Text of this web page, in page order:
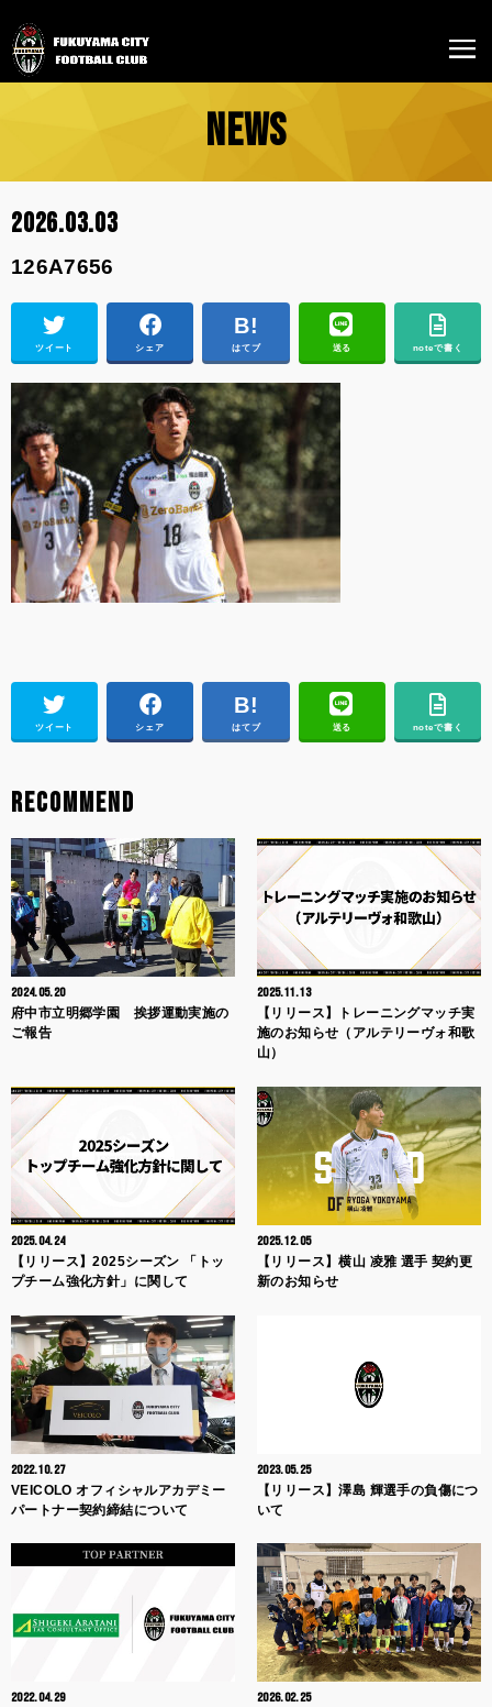
NEWS
2026.03.03
126A7656
ツイート シェア はてブ 送る noteで書く
ツイート シェア はてブ 送る noteで書く
RECOMMEND
2024.05.20
府中市立明郷学園 挨拶運動実施の
ご報告
2025.11.13
【リリース】トレーニングマッチ実
施のお知らせ（アルテリーヴォ和歌
山）
2025.04.24
【リリース】2025シーズン 「トッ
プチーム強化方針」に関して
2025.12.05
【リリース】横山 凌雅 選手 契約更
新のお知らせ
2022.10.27
VEICOLO オフィシャルアカデミー
パートナー契約締結について
2023.05.25
【リリース】澤島 輝選手の負傷につ
いて
2022.04.29 2026.02.25